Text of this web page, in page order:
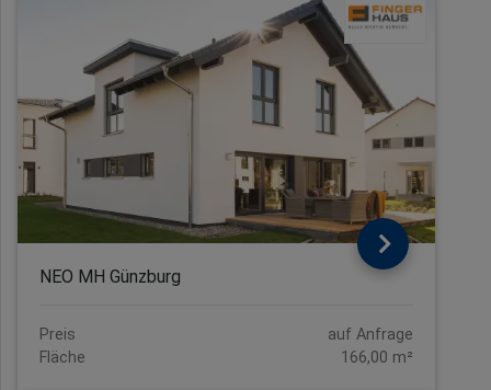
NEO MH Günzburg
Preis
auf Anfrage
Fläche
166,00 m²